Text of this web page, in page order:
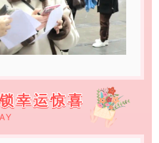
幸运惊喜